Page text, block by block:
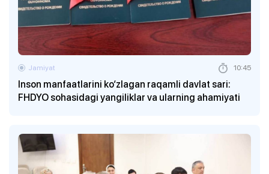
Inson manfaatlarini ko‘zlagan raqamli davlat sari:
FHDYO sohasidagi yangiliklar va ularning ahamiyati
Jamiyat 10:45